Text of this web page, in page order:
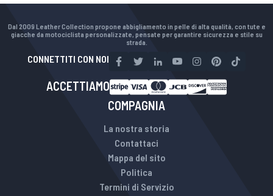
Dal 2009 Leather Collection propone abbigliamento in pelle di alta qualità, con tute e
giacche da motociclista personalizzate, pensate per garantire sicurezza e stile su
strada.
CONNETTITI CON NOI
ACCETTIAMO
COMPAGNIA
La nostra storia
Contattaci
Mappa del sito
Politica
Termini di Servizio